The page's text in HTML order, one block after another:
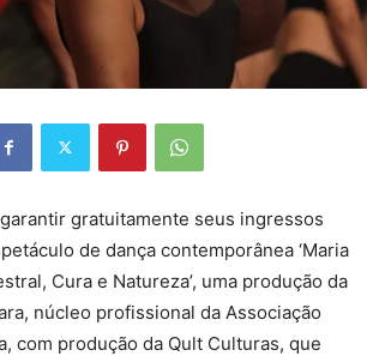
gratuitamente seus ingressos
de dança contemporânea ‘Maria
Cura e Natureza’, uma produção da
núcleo profissional da Associação
com produção da Qult Culturas, que